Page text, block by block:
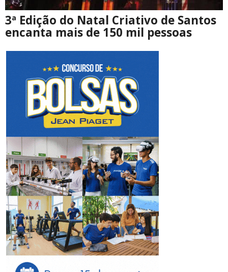
3ª Edição do Natal Criativo de Santos
encanta mais de 150 mil pessoas